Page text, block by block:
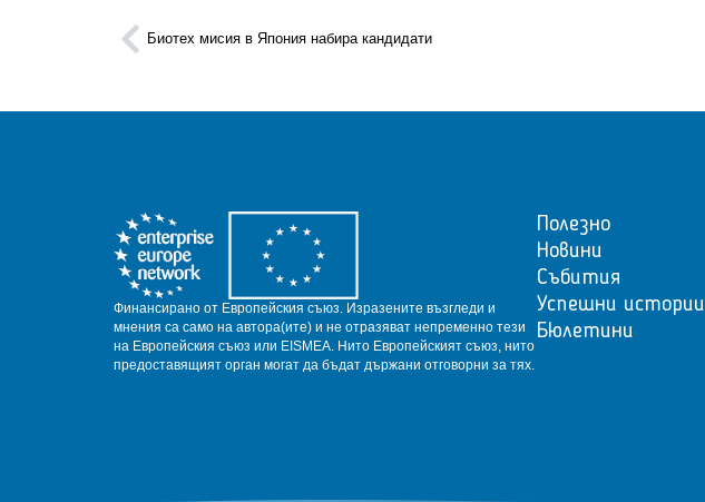
Биотех мисия в Япония набира кандидати
Финансирано от Европейския съюз. Изразените възгледи и
мнения са само на автора(ите) и не отразяват непременно тези
на Европейския съюз или EISMEA. Нито Европейският съюз, нито
предоставящият орган могат да бъдат държани отговорни за тях.
Полезно
Новини
Събития
Успешни истории
Бюлетини